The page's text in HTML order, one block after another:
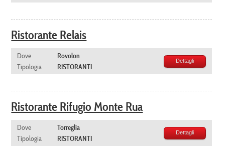
Ristorante Relais
Dove
Rovolon
Tipologia
RISTORANTI
Dettagli
Ristorante Rifugio Monte Rua
Dove
Torreglia
Tipologia
RISTORANTI
Dettagli